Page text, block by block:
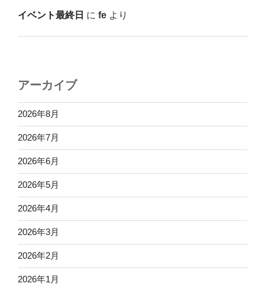
イベント最終日 に fe より
アーカイブ
2026年8月
2026年7月
2026年6月
2026年5月
2026年4月
2026年3月
2026年2月
2026年1月